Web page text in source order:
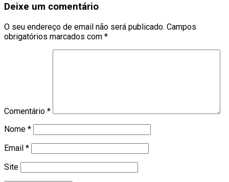
Deixe um comentário
O seu endereço de email não será publicado. Campos
obrigatórios marcados com *
Comentário *
Nome *
Email *
Site